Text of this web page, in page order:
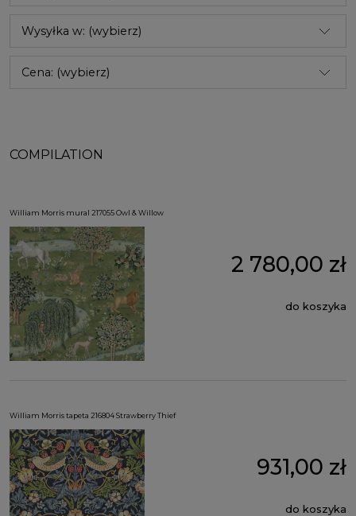
Wysyłka w: (wybierz)
Cena: (wybierz)
COMPILATION
William Morris mural 217055 Owl & Willow
2 780,00 zł
do koszyka
William Morris tapeta 216804 Strawberry Thief
931,00 zł
do koszyka